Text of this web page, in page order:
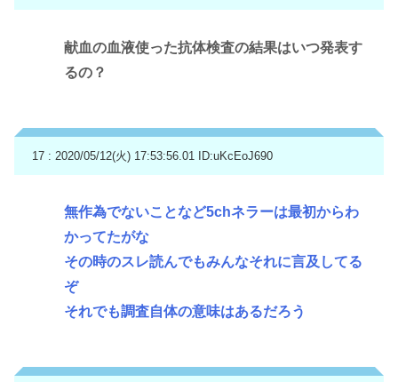
献血の血液使った抗体検査の結果はいつ発表す
るの？
17 : 2020/05/12(火) 17:53:56.01 ID:uKcEoJ690
無作為でないことなど5chネラーは最初からわ
かってたがな
その時のスレ読んでもみんなそれに言及してる
ぞ
それでも調査自体の意味はあるだろう